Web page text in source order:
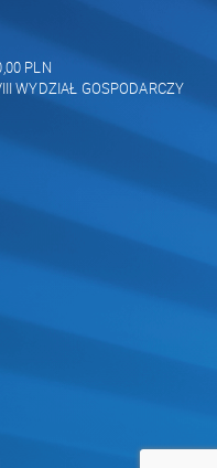
PLN
WYDZIAŁ GOSPODARCZY